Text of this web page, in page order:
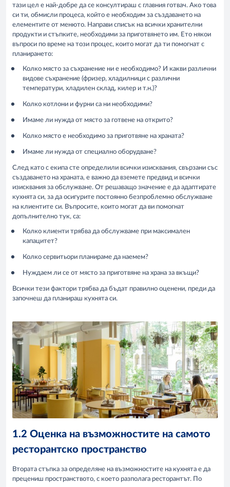
тази цел е най-добре да се консултираш с главния готвач. Ако това
си ти, обмисли процеса, който е необходим за създаването на
елементите от менюто. Направи списък на всички хранителни
продукти и стъпките, необходими за приготвянето им. Ето някои
въпроси по време на този процес, които могат да ти помогнат с
планирането:
Колко място за съхранение ни е необходимо? И какви различни
видове съхранение (фризер, хладилници с различни
температури, хладилен склад, килер и т.н.)?
Колко котлони и фурни са ни необходими?
Имаме ли нужда от място за готвене на открито?
Колко място е необходимо за приготвяне на храната?
Имаме ли нужда от специално оборудване?
След като с екипа сте определили всички изисквания, свързани със
създаването на храната, е важно да вземете предвид и всички
изисквания за обслужване. От решаващо значение е да адаптирате
кухнята си, за да осигурите постоянно безпроблемно обслужване
на клиентите си. Въпросите, които могат да ви помогнат
допълнително тук, са:
Колко клиенти трябва да обслужваме при максимален
капацитет?
Колко сервитьори планираме да наемем?
Нуждаем ли се от място за приготвяне на храна за вкъщи?
Всички тези фактори трябва да бъдат правилно оценени, преди да
започнеш да планираш кухнята си.
1.2 Оценка на възможностите на самото
ресторантско пространство
Втората стъпка за определяне на възможностите на кухнята е да
прецениш пространството, с което разполага ресторантът. По